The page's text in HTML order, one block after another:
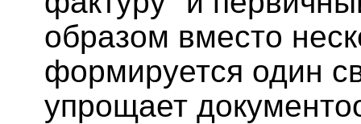
образом вместо
формируется один
упрощает